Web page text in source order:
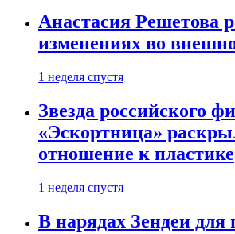
Анастасия Решетова
изменениях во
1 неделя спустя
Звезда российского
«Эскортница»
отношение к пластике
1 неделя спустя
В нарядах Зендеи для